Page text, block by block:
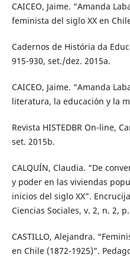
CAICEO, Jaime. “Amanda
feminista del siglo XX en
Cadernos de História da
915-930, set./dez. 2015a.
CAICEO, Jaime. “Amanda
literatura, la educación y la
Revista HISTEDBR On-line,
set. 2015b.
CALQUÍN, Claudia. “De
y poder en las viviendas
inicios del siglo XX”.
Ciencias Sociales, v. 2, n. 2,
CASTILLO, Alejandra.
en Chile (1872-1925)”.